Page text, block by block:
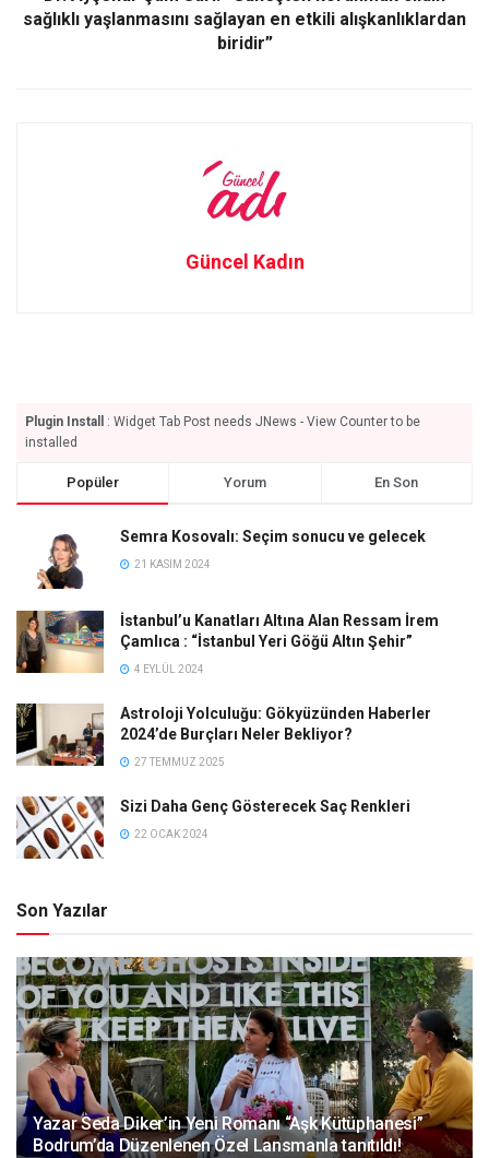
sağlıklı yaşlanmasını sağlayan en etkili alışkanlıklardan
biridir”
Güncel Kadın
Plugin Install
: Widget Tab Post needs JNews - View Counter to be
installed
Popüler Yorum En Son
Semra Kosovalı: Seçim sonucu ve gelecek
21 KASIM 2024
İstanbul’u Kanatları Altına Alan Ressam İrem
Çamlıca : “İstanbul Yeri Göğü Altın Şehir”
4 EYLÜL 2024
Astroloji Yolculuğu: Gökyüzünden Haberler
2024’de Burçları Neler Bekliyor?
27 TEMMUZ 2025
Sizi Daha Genç Gösterecek Saç Renkleri
22 OCAK 2024
Son Yazılar
Yazar Seda Diker’in Yeni Romanı “Aşk Kütüphanesi”
Bodrum’da Düzenlenen Özel Lansmanla tanıtıldı!